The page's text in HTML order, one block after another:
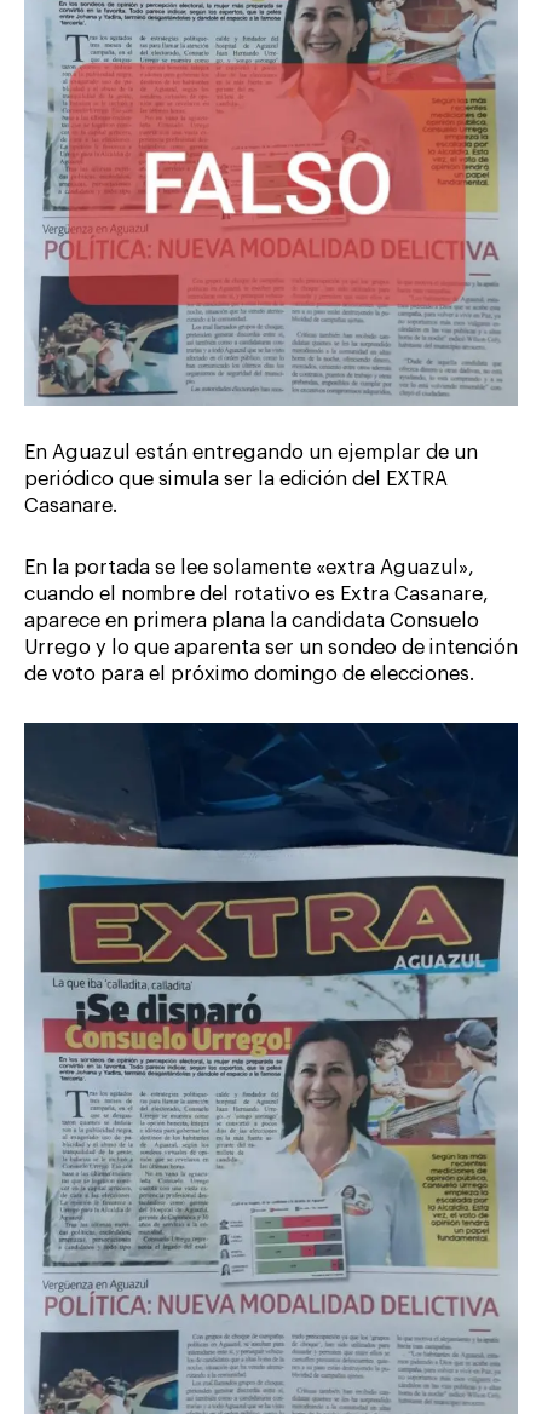
En Aguazul están entregando un ejemplar de un
periódico que simula ser la edición del EXTRA
Casanare.
En la portada se lee solamente «extra Aguazul»,
cuando el nombre del rotativo es Extra Casanare,
aparece en primera plana la candidata Consuelo
Urrego y lo que aparenta ser un sondeo de intención
de voto para el próximo domingo de elecciones.